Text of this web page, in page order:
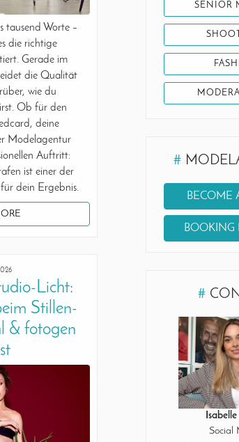
tausend Worte –
die richtige
Gerade im
die Qualität
wie du
Ob für den
deine
Modelagentur
Auftritt:
ist einer der
dein Ergebnis.
Licht:
Stillen-
& fotogen
SENIOR
#
BECOME
BOOKING
#
Social